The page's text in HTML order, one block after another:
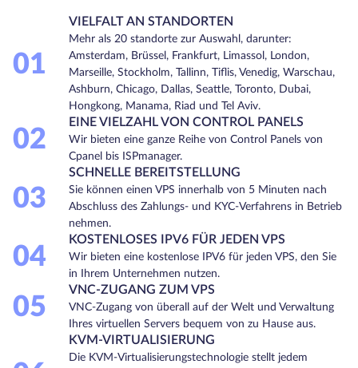
01
VIELFALT AN STANDORTEN
Mehr als 20 standorte zur Auswahl, darunter:
Amsterdam, Brüssel, Frankfurt, Limassol, London,
Marseille, Stockholm, Tallinn, Tiflis, Venedig, Warschau,
Ashburn, Chicago, Dallas, Seattle, Toronto, Dubai,
Hongkong, Manama, Riad und Tel Aviv.
02
EINE VIELZAHL VON CONTROL PANELS
Wir bieten eine ganze Reihe von Control Panels von
Cpanel bis ISPmanager.
03
SCHNELLE BEREITSTELLUNG
Sie können einen VPS innerhalb von 5 Minuten nach
Abschluss des Zahlungs- und KYC-Verfahrens in Betrieb
nehmen.
04
KOSTENLOSES IPV6 FÜR JEDEN VPS
Wir bieten eine kostenlose IPV6 für jeden VPS, den Sie
in Ihrem Unternehmen nutzen.
05
VNC-ZUGANG ZUM VPS
VNC-Zugang von überall auf der Welt und Verwaltung
Ihres virtuellen Servers bequem von zu Hause aus.
KVM-VIRTUALISIERUNG
Die KVM-Virtualisierungstechnologie stellt jedem